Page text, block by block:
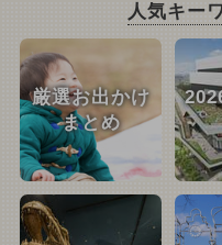
人気キー
厳選お出かけ
まとめ